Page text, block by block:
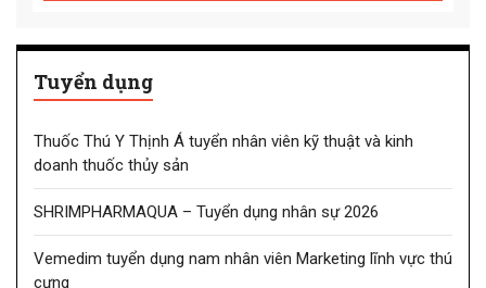
Tuyển dụng
Thuốc Thú Y Thịnh Á tuyển nhân viên kỹ thuật và kinh
doanh thuốc thủy sản
SHRIMPHARMAQUA – Tuyển dụng nhân sự 2026
Vemedim tuyển dụng nam nhân viên Marketing lĩnh vực thú
cưng